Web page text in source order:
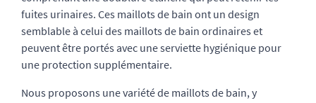
fuites urinaires. Ces maillots de bain ont un design
semblable à celui des maillots de bain ordinaires et
peuvent être portés avec une serviette hygiénique pour
une protection supplémentaire.
Nous proposons une variété de maillots de bain, y